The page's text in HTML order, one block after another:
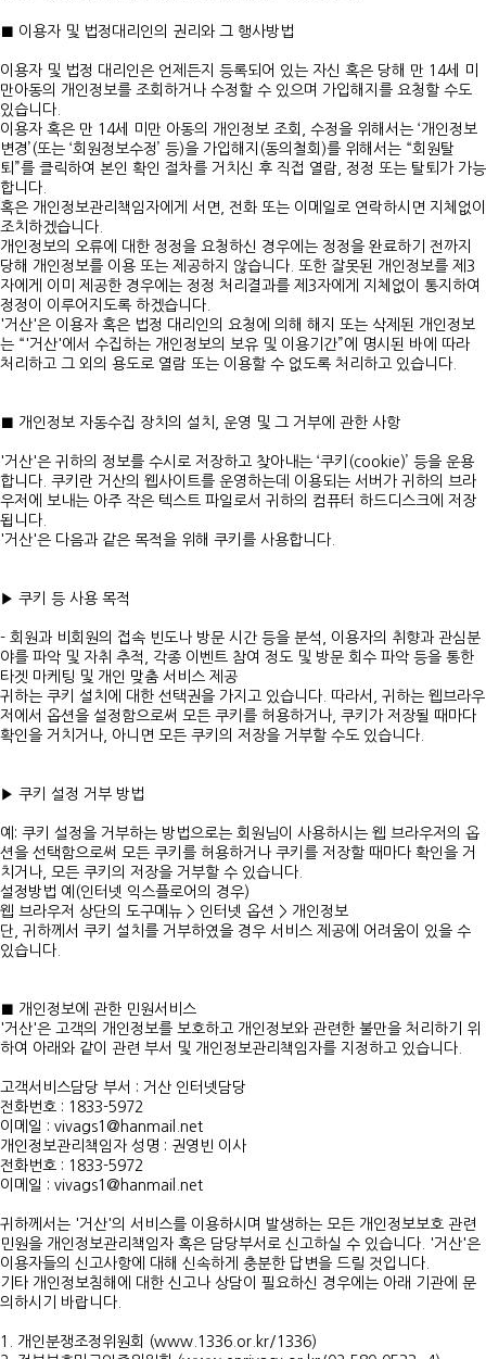
■ 이용자 및 법정대리인의 권리와 그 행사방법
이용자 및 법정 대리인은 언제든지 등록되어 있는 자신 혹은 당해 만 14세 미
만아동의 개인정보를 조회하거나 수정할 수 있으며 가입해지를 요청할 수도
있습니다.
이용자 혹은 만 14세 미만 아동의 개인정보 조회, 수정을 위해서는 ‘개인정보
변경’(또는 ‘회원정보수정’ 등)을 가입해지(동의철회)를 위해서는 “회원탈
퇴”를 클릭하여 본인 확인 절차를 거치신 후 직접 열람, 정정 또는 탈퇴가 가능
합니다.
혹은 개인정보관리책임자에게 서면, 전화 또는 이메일로 연락하시면 지체없이
조치하겠습니다.
개인정보의 오류에 대한 정정을 요청하신 경우에는 정정을 완료하기 전까지
당해 개인정보를 이용 또는 제공하지 않습니다. 또한 잘못된 개인정보를 제3
자에게 이미 제공한 경우에는 정정 처리결과를 제3자에게 지체없이 통지하여
정정이 이루어지도록 하겠습니다.
'거산'은 이용자 혹은 법정 대리인의 요청에 의해 해지 또는 삭제된 개인정보
는 “'거산'에서 수집하는 개인정보의 보유 및 이용기간”에 명시된 바에 따라
처리하고 그 외의 용도로 열람 또는 이용할 수 없도록 처리하고 있습니다.
■ 개인정보 자동수집 장치의 설치, 운영 및 그 거부에 관한 사항
'거산'은 귀하의 정보를 수시로 저장하고 찾아내는 ‘쿠키(cookie)’ 등을 운용
합니다. 쿠키란 거산의 웹사이트를 운영하는데 이용되는 서버가 귀하의 브라
우저에 보내는 아주 작은 텍스트 파일로서 귀하의 컴퓨터 하드디스크에 저장
됩니다.
'거산'은 다음과 같은 목적을 위해 쿠키를 사용합니다.
▶ 쿠키 등 사용 목적
- 회원과 비회원의 접속 빈도나 방문 시간 등을 분석, 이용자의 취향과 관심분
야를 파악 및 자취 추적, 각종 이벤트 참여 정도 및 방문 회수 파악 등을 통한
타겟 마케팅 및 개인 맞춤 서비스 제공
귀하는 쿠키 설치에 대한 선택권을 가지고 있습니다. 따라서, 귀하는 웹브라우
저에서 옵션을 설정함으로써 모든 쿠키를 허용하거나, 쿠키가 저장될 때마다
확인을 거치거나, 아니면 모든 쿠키의 저장을 거부할 수도 있습니다.
▶ 쿠키 설정 거부 방법
예: 쿠키 설정을 거부하는 방법으로는 회원님이 사용하시는 웹 브라우저의 옵
션을 선택함으로써 모든 쿠키를 허용하거나 쿠키를 저장할 때마다 확인을 거
치거나, 모든 쿠키의 저장을 거부할 수 있습니다.
설정방법 예(인터넷 익스플로어의 경우)
웹 브라우저 상단의 도구메뉴 > 인터넷 옵션 > 개인정보
단, 귀하께서 쿠키 설치를 거부하였을 경우 서비스 제공에 어려움이 있을 수
있습니다.
■ 개인정보에 관한 민원서비스
'거산'은 고객의 개인정보를 보호하고 개인정보와 관련한 불만을 처리하기 위
하여 아래와 같이 관련 부서 및 개인정보관리책임자를 지정하고 있습니다.
고객서비스담당 부서 : 거산 인터넷담당
전화번호 : 1833-5972
이메일 : vivags1@hanmail.net
개인정보관리책임자 성명 : 권영빈 이사
전화번호 : 1833-5972
이메일 : vivags1@hanmail.net
귀하께서는 '거산'의 서비스를 이용하시며 발생하는 모든 개인정보보호 관련
민원을 개인정보관리책임자 혹은 담당부서로 신고하실 수 있습니다. '거산'은
이용자들의 신고사항에 대해 신속하게 충분한 답변을 드릴 것입니다.
기타 개인정보침해에 대한 신고나 상담이 필요하신 경우에는 아래 기관에 문
의하시기 바랍니다.
1. 개인분쟁조정위원회 (www.1336.or.kr/1336)